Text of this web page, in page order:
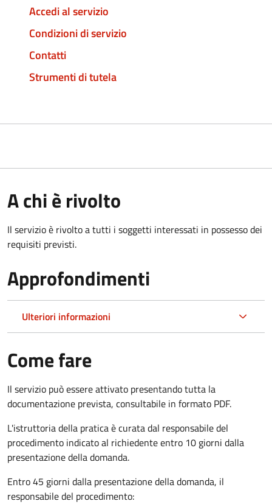
Accedi al servizio
Condizioni di servizio
Contatti
Strumenti di tutela
A chi è rivolto
Il servizio è rivolto a tutti i soggetti interessati in possesso dei
requisiti previsti.
Approfondimenti
Ulteriori informazioni
Come fare
Il servizio può essere attivato presentando tutta la
documentazione prevista, consultabile in formato PDF.
L'istruttoria della pratica è curata dal responsabile del
procedimento indicato al richiedente entro 10 giorni dalla
presentazione della domanda.
Entro 45 giorni dalla presentazione della domanda, il
responsabile del procedimento: